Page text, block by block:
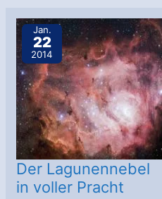
Blick
ins
heiße
Universum
Jan.
22
2014
Der Lagunennebel
in voller Pracht